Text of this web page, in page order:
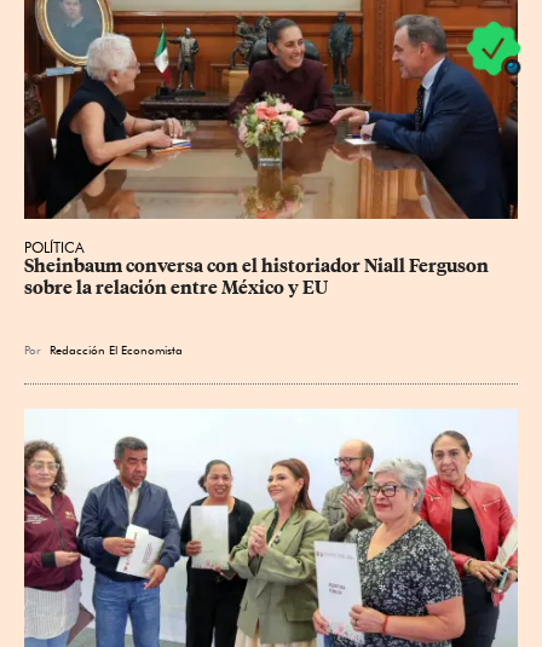
POLÍTICA
Sheinbaum conversa con el historiador Niall Ferguson
sobre la relación entre México y EU
Por Redacción El Economista